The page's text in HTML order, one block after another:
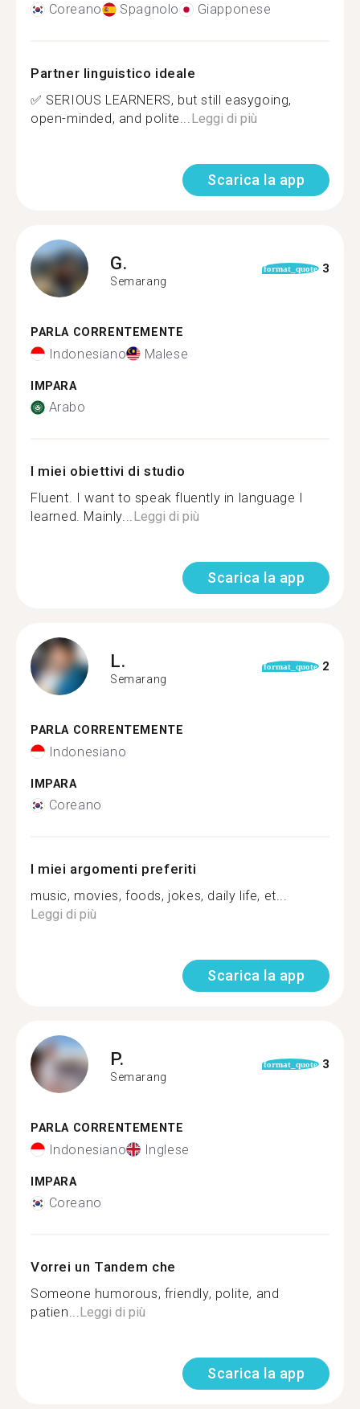
Coreano Spagnolo Giapponese
Partner linguistico ideale
✅️ SERIOUS LEARNERS, but still easygoing,
open-minded, and polite...Leggi di più
Scarica la app
G.
Semarang
format_quote 3
PARLA CORRENTEMENTE
Indonesiano Malese
IMPARA
Arabo
I miei obiettivi di studio
Fluent. I want to speak fluently in language I
learned. Mainly...Leggi di più
Scarica la app
L.
Semarang
format_quote 2
PARLA CORRENTEMENTE
Indonesiano
IMPARA
Coreano
I miei argomenti preferiti
music, movies, foods, jokes, daily life, et...
Leggi di più
Scarica la app
P.
Semarang
format_quote 3
PARLA CORRENTEMENTE
Indonesiano Inglese
IMPARA
Coreano
Vorrei un Tandem che
Someone humorous, friendly, polite, and
patien...Leggi di più
Scarica la app